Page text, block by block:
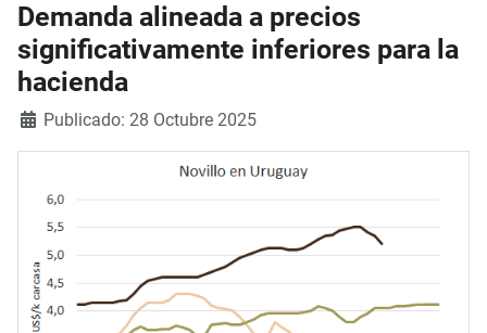
Demanda alineada a precios
significativamente inferiores para la
hacienda
Detalles
Publicado: 28 Octubre 2025